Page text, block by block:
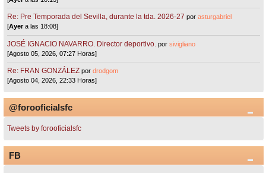
Re: Pre Temporada del Sevilla, durante la tda. 2026-27 porasturgabriel
[Ayera las 18:08]
JOSÉ IGNACIO NAVARRO. Director deportivo. porsivigliano
[Agosto 05, 2026, 07:27 Horas]
Re: FRAN GONZÁLEZ pordrodgom
[Agosto 04, 2026, 22:33 Horas]
@forooficialsfc
Tweets by forooficialsfc
FB